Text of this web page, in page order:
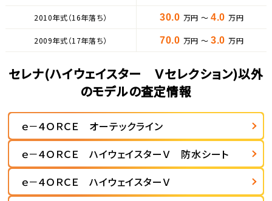
2010年式（16年落ち） 30.0 万円 ～ 4.0 万円
2009年式（17年落ち） 70.0 万円 ～ 3.0 万円
セレナ(ハイウェイスター Ｖセレクション)以外
のモデルの査定情報
ｅ－４ＯＲＣＥ オーテックライン
ｅ－４ＯＲＣＥ ハイウェイスターＶ 防水シート
ｅ－４ＯＲＣＥ ハイウェイスターＶ